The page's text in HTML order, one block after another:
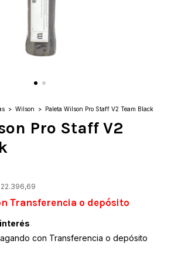
> Wilson > Paleta Wilson Pro Staff V2 Team Black
Pro Staff V2
Transferencia o depósito
con Transferencia o depósito